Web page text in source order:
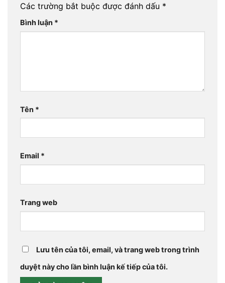
Các trường bắt buộc được đánh dấu *
Bình luận *
Tên *
Email *
Trang web
Lưu tên của tôi, email, và trang web trong trình
duyệt này cho lần bình luận kế tiếp của tôi.